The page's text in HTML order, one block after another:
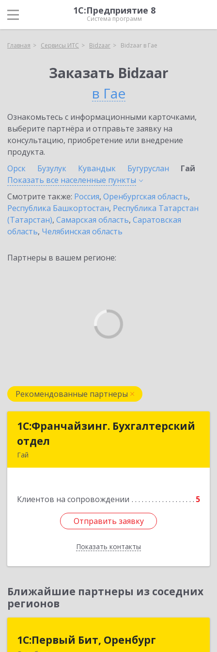
1С:Предприятие 8
Система программ
Главная Сервисы ИТС Bidzaar Bidzaar в Гае
Заказать Bidzaar
в Гае
Ознакомьтесь с информационными карточками,
выберите партнёра и отправьте заявку на
консультацию, приобретение или внедрение
продукта.
Орск
Бузулук Кувандык Бугуруслан
Гай
Показать все населенные пункты
Смотрите также: Россия, Оренбургская область,
Республика Башкортостан, Республика Татарстан
(Татарстан), Самарская область, Саратовская
область, Челябинская область
Партнеры в вашем регионе:
Рекомендованные партнеры
1С:Франчайзинг. Бухгалтерский
отдел
Гай
Клиентов на сопровождении 5
Отправить заявку
Показать контакты
1С:Франчайзинг. Бухгалтерский
Подробнее
Отправить заявку
Назад
Ближайшие партнеры из соседних
регионов
1С:Первый Бит, Оренбург
1С:Первый Бит, Оренбург